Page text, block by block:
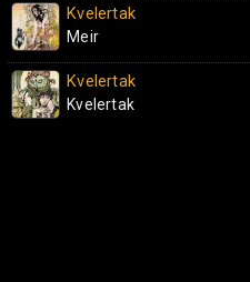
Kvelertak
Meir
Kvelertak
Kvelertak